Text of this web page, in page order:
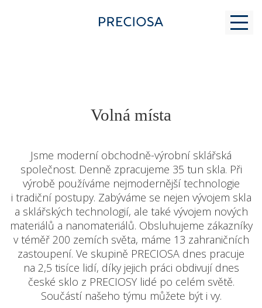
PROČ K NÁM
PRO STUDENTY
MODERNÍ SKLÁŘSTVÍ
KONTAKT
VOLNÁ MÍSTA
Volná místa
Jsme moderní obchodně-výrobní sklářská
společnost. Denně zpracujeme 35 tun skla. Při
výrobě používáme nejmodernější technologie
i tradiční postupy. Zabýváme se nejen vývojem skla
a sklářských technologií, ale také vývojem nových
materiálů a nanomateriálů. Obsluhujeme zákazníky
v téměř 200 zemích světa, máme 13 zahraničních
zastoupení. Ve skupině PRECIOSA dnes pracuje
na 2,5 tisíce lidí, díky jejich práci obdivují dnes
české sklo z PRECIOSY lidé po celém světě.
Součástí našeho týmu můžete být i vy.